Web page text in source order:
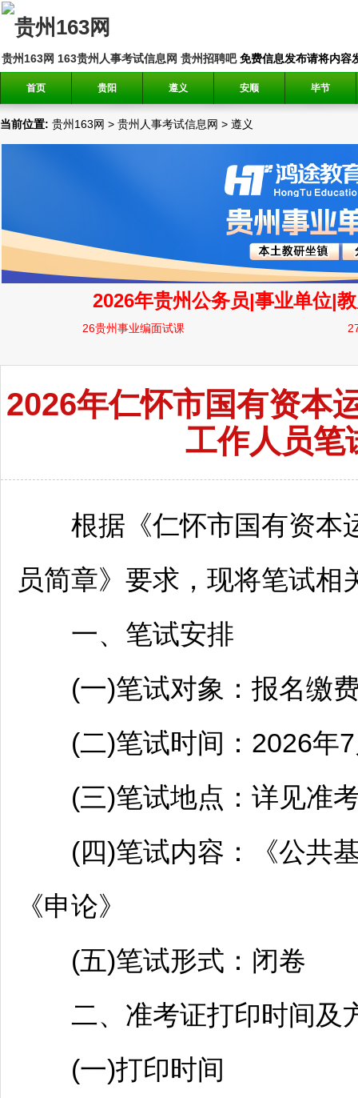
贵州163网 163贵州人事考试信息网 贵州招聘吧免费信息发布请将内容
首页 贵阳 遵义 安顺 毕节
当前位置: 贵州163网 > 贵州人事考试信息网 > 遵义
2026年仁怀市国有资本
工作人员笔
根据《仁怀市国有资本
员简章》要求，现将笔试相
一、笔试安排
(一)笔试对象：报名缴费
(二)笔试时间：2026年
(三)笔试地点：详见准
(四)笔试内容：《公共基
《申论》
(五)笔试形式：闭卷
二、准考证打印时间及
(一)打印时间